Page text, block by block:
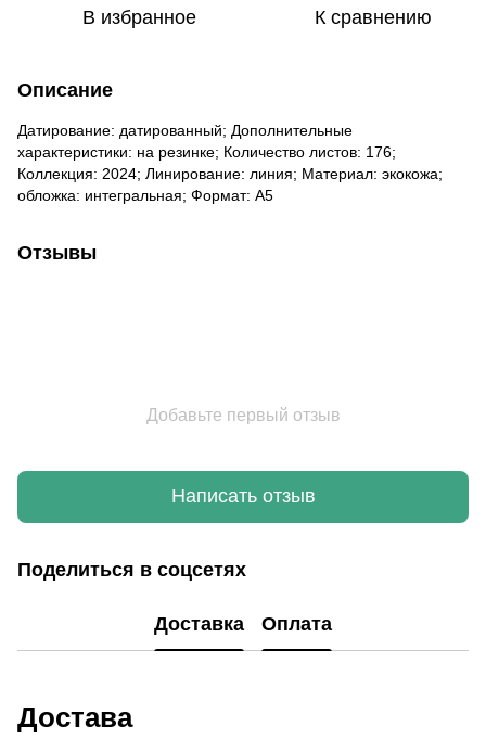
В избранное К сравнению
Описание
Датирование: датированный; Дополнительные
характеристики: на резинке; Количество листов: 176;
Коллекция: 2024; Линирование: линия; Материал: экокожа;
обложка: интегральная; Формат: A5
Отзывы
Добавьте первый отзыв
Написать отзыв
Поделиться в соцсетях
Доставка Оплата
Достава